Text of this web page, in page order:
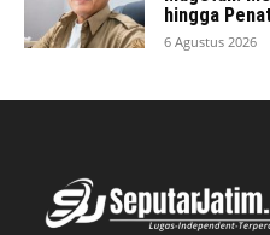
hingga
6 Agustus 2026